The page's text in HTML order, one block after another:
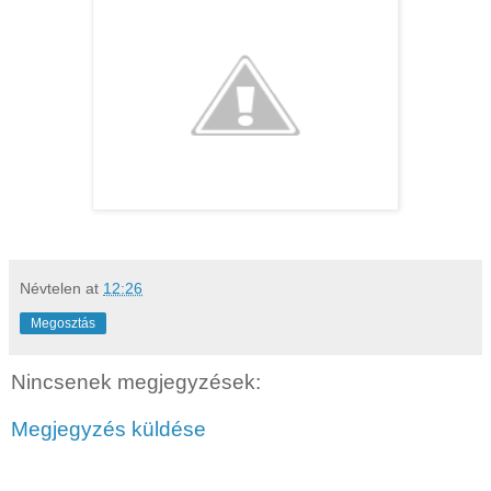
Névtelen at 12:26
Megosztás
Nincsenek megjegyzések:
Megjegyzés küldése